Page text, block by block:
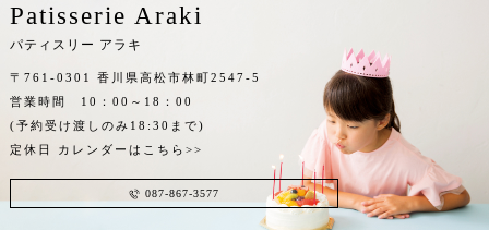
Patisserie Araki
パティスリー アラキ
〒761-0301 香川県高松市林町2547-5
営業時間 10：00～18：00
(予約受け渡しのみ18:30まで)
定休日 カレンダーはこちら>>
087-867-3577